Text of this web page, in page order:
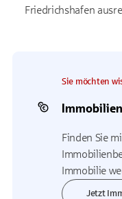
Friedrichshafen
Sie möchten
Finden Sie
Immobilie
Jetzt